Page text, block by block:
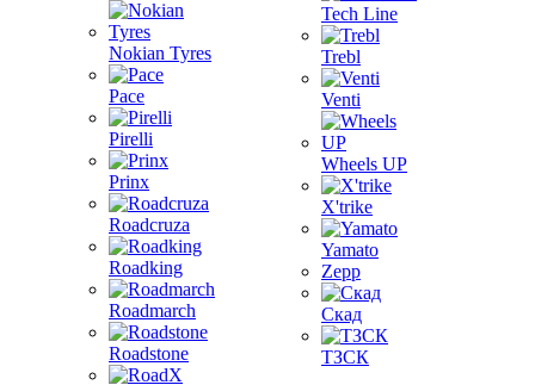
Nokian Tyres
Pace
Pirelli
Prinx
Roadcruza
Roadking
Roadmarch
Roadstone
Tech Line
Trebl
Venti
Wheels UP
X'trike
Yamato
Zepp
Скад
ТЗСК